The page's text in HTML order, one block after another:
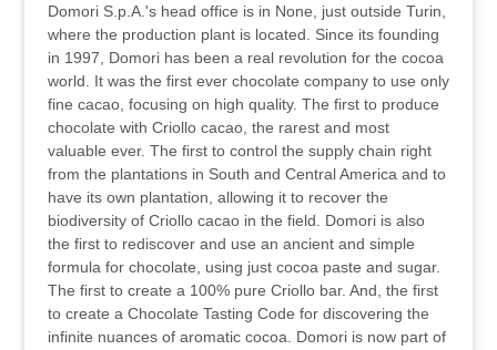
Domori S.p.A.'s head office is in None, just outside Turin,
where the production plant is located. Since its founding
in 1997, Domori has been a real revolution for the cocoa
world. It was the first ever chocolate company to use only
fine cacao, focusing on high quality. The first to produce
chocolate with Criollo cacao, the rarest and most
valuable ever. The first to control the supply chain right
from the plantations in South and Central America and to
have its own plantation, allowing it to recover the
biodiversity of Criollo cacao in the field. Domori is also
the first to rediscover and use an ancient and simple
formula for chocolate, using just cocoa paste and sugar.
The first to create a 100% pure Criollo bar. And, the first
to create a Chocolate Tasting Code for discovering the
infinite nuances of aromatic cocoa. Domori is now part of